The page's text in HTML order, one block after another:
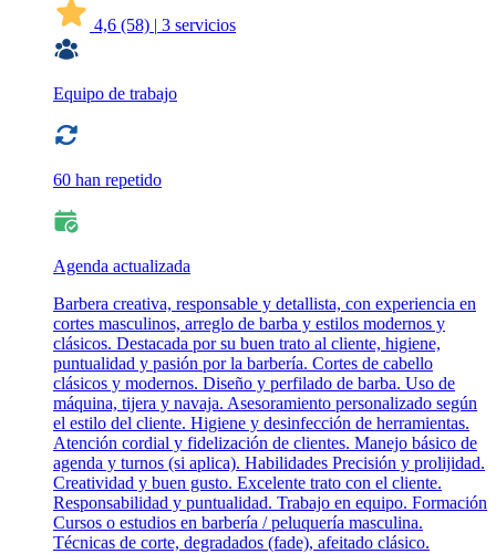
4,6 (58) | 3 servicios
Equipo de trabajo
60 han repetido
Agenda actualizada
Barbera creativa, responsable y detallista, con experiencia en
cortes masculinos, arreglo de barba y estilos modernos y
clásicos. Destacada por su buen trato al cliente, higiene,
puntualidad y pasión por la barbería. Cortes de cabello
clásicos y modernos. Diseño y perfilado de barba. Uso de
máquina, tijera y navaja. Asesoramiento personalizado según
el estilo del cliente. Higiene y desinfección de herramientas.
Atención cordial y fidelización de clientes. Manejo básico de
agenda y turnos (si aplica). Habilidades Precisión y prolijidad.
Creatividad y buen gusto. Excelente trato con el cliente.
Responsabilidad y puntualidad. Trabajo en equipo. Formación
Cursos o estudios en barbería / peluquería masculina.
Técnicas de corte, degradados (fade), afeitado clásico.